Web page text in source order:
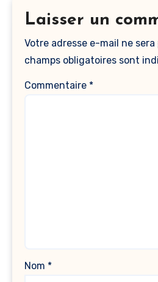
Laisser un
Votre adresse e-mail ne sera
champs obligatoires sont
Commentaire *
Nom *